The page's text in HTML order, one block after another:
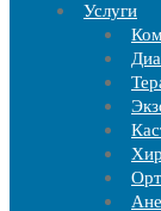
Услуги